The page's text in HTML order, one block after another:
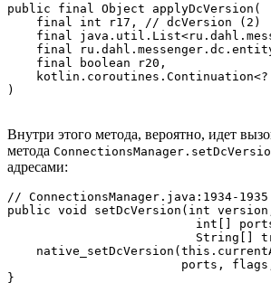
public final Object applyDcVersion(
    final int r17, // dcVersion (2)
final
final
    final boolean r20,
Внутри этого метода, вероятно, идет
метода
адресами:
// ConnectionsManager.java:1934-1935
public void setDcVersion(int
int[]
String[]
ports,